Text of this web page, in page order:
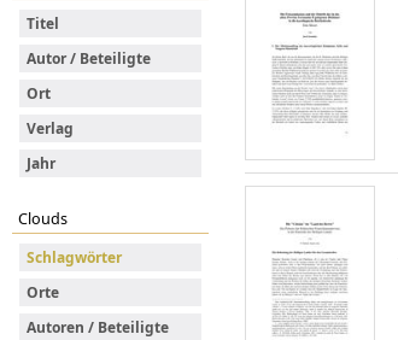
Titel
Autor / Beteiligte
Ort
Verlag
Jahr
Clouds
Schlagwörter
Orte
Autoren / Beteiligte